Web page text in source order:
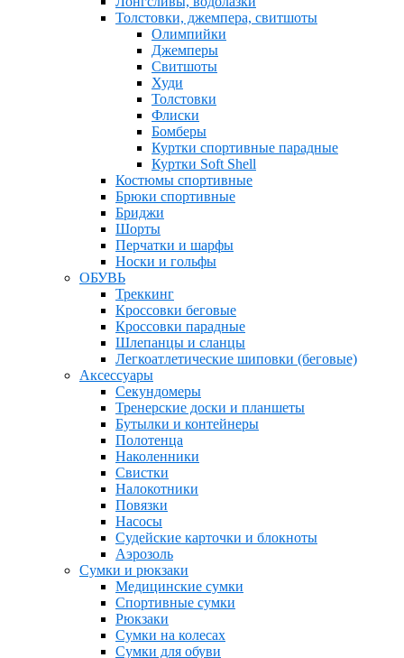
Толстовки, джемпера, свитшоты
Олимпийки
Джемперы
Свитшоты
Худи
Толстовки
Флиски
Бомберы
Куртки спортивные парадные
Куртки Soft Shell
Костюмы спортивные
Брюки спортивные
Бриджи
Шорты
Перчатки и шарфы
Носки и гольфы
ОБУВЬ
Треккинг
Кроссовки беговые
Кроссовки парадные
Шлепанцы и сланцы
Легкоатлетические шиповки (беговые)
Аксессуары
Секундомеры
Тренерские доски и планшеты
Бутылки и контейнеры
Полотенца
Наколенники
Свистки
Налокотники
Повязки
Насосы
Судейские карточки и блокноты
Аэрозоль
Сумки и рюкзаки
Медицинские сумки
Спортивные сумки
Рюкзаки
Сумки на колесах
Сумки для обуви